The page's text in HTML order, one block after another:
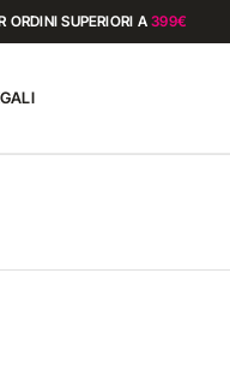
ORDINI SUPERIORI A399€